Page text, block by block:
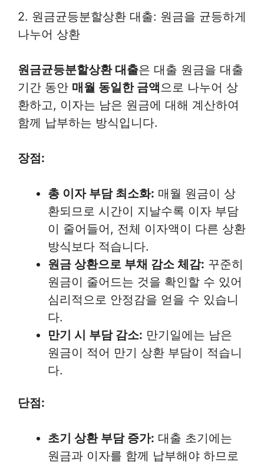
2. 원금균등분할상환 대출: 원금을 균등하게
나누어 상환
원금균등분할상환 대출은 대출 원금을 대출
기간 동안 매월 동일한 금액 으로 나누어 상
환하고, 이자는 남은 원금에 대해 계산하여
함께 납부하는 방식입니다.
장점:
총 이자 부담 최소화: 매월 원금이 상
환되므로 시간이 지날수록 이자 부담
이 줄어들어, 전체 이자액이 다른 상환
방식보다 적습니다.
원금 상환으로 부채 감소 체감: 꾸준히
원금이 줄어드는 것을 확인할 수 있어
심리적으로 안정감을 얻을 수 있습니
다.
만기 시 부담 감소: 만기일에는 남은
원금이 적어 만기 상환 부담이 적습니
다.
단점:
초기 상환 부담 증가: 대출 초기에는
원금과 이자를 함께 납부해야 하므로